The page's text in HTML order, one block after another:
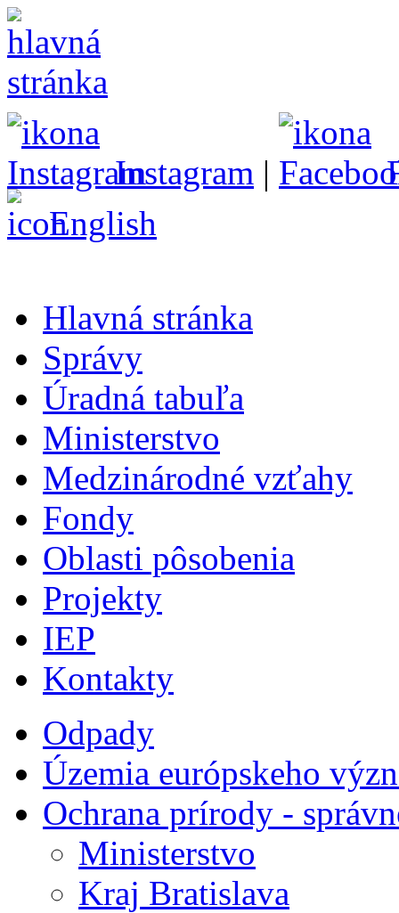
Instagram |
English
Hlavná stránka
Správy
Úradná tabuľa
Ministerstvo
Medzinárodné vzťahy
Fondy
Oblasti pôsobenia
Projekty
IEP
Kontakty
Odpady
Územia európskeho
Ochrana prírody -
Ministerstvo
Kraj Bratislava